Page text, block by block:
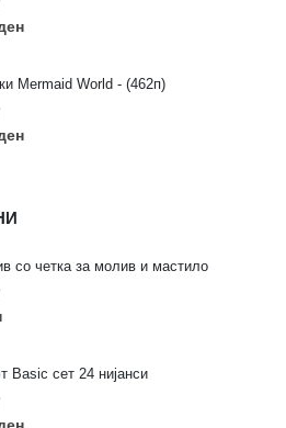
Mermaid World - (462п)
со четка за молив и мастило
сет 24 нијанси
Сетови